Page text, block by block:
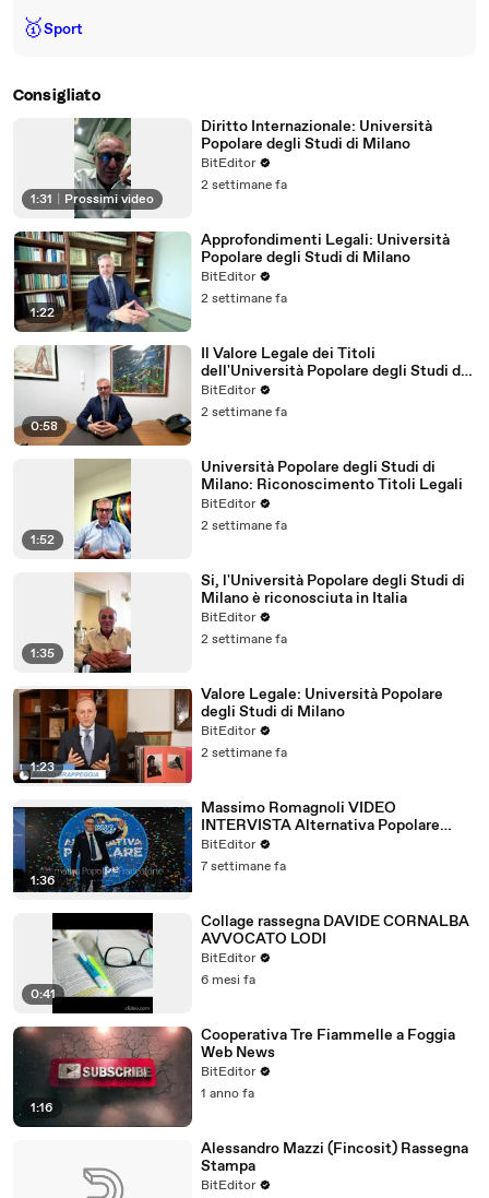
🥇Sport
Consigliato
1:31 Prossimi video
Diritto Internazionale: Università
Popolare degli Studi di Milano
BitEditor
2 settimane fa
1:22
Approfondimenti Legali: Università
Popolare degli Studi di Milano
BitEditor
2 settimane fa
0:58
Il Valore Legale dei Titoli
dell'Università Popolare degli Studi di
Milano
BitEditor
2 settimane fa
1:52
Università Popolare degli Studi di
Milano: Riconoscimento Titoli Legali
BitEditor
2 settimane fa
1:35
Si, l'Università Popolare degli Studi di
Milano è riconosciuta in Italia
BitEditor
2 settimane fa
1:23
Valore Legale: Università Popolare
degli Studi di Milano
BitEditor
2 settimane fa
1:36
Massimo Romagnoli VIDEO
INTERVISTA Alternativa Popolare
Frankfurt Giugno 2026
BitEditor
7 settimane fa
0:41
Collage rassegna DAVIDE CORNALBA
AVVOCATO LODI
BitEditor
6 mesi fa
1:16
Cooperativa Tre Fiammelle a Foggia
Web News
BitEditor
1 anno fa
Alessandro Mazzi (Fincosit) Rassegna
Stampa
BitEditor